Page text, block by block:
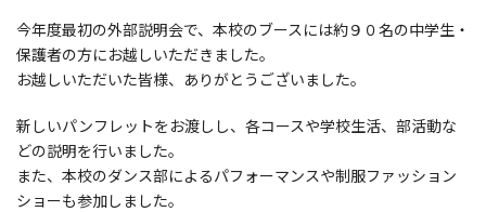
今年度最初の外部説明会で、本校のブースには約９０名の中学生・
保護者の方にお越しいただきました。
お越しいただいた皆様、ありがとうございました。
新しいパンフレットをお渡しし、各コースや学校生活、部活動な
どの説明を行いました。
また、本校のダンス部によるパフォーマンスや制服ファッション
ショーも参加しました。